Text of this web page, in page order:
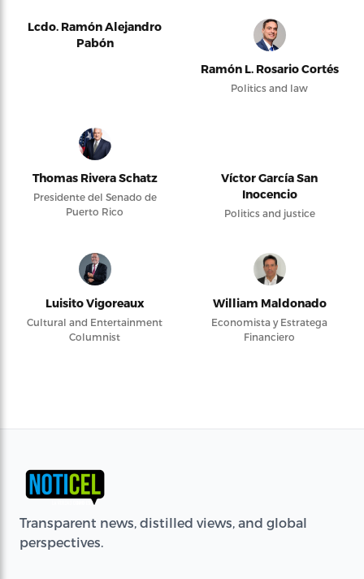
Lcdo. Ramón Alejandro
Pabón
Ramón L. Rosario Cortés
Politics and law
Thomas Rivera Schatz
Presidente del Senado de
Puerto Rico
Víctor García San
Inocencio
Politics and justice
Luisito Vigoreaux
Cultural and Entertainment
Columnist
William Maldonado
Economista y Estratega
Financiero
Transparent news, distilled views, and global
perspectives.